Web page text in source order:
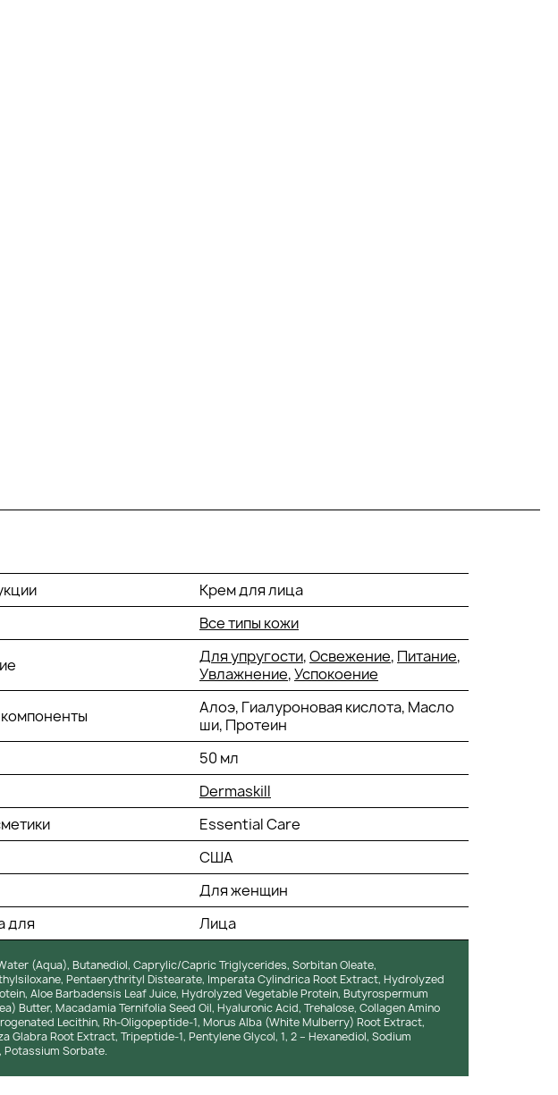
Крем для лица
Все типы кожи
Для упругости,Освежение, Питание,
Увлажнение,Успокоение
Алоэ, Гиалуроновая кислота, Масло
ши, Протеин
50 мл
Dermaskill
Essential Care
США
Для женщин
для
Лица
(Aqua), Butanediol, Caprylic/Capric Triglycerides, Sorbitan Oleate,
Pentaerythrityl Distearate, Imperata Cylindrica Root Extract, Hydrolyzed
Aloe Barbadensis Leaf Juice, Hydrolyzed Vegetable Protein, Butyrospermum
Butter, Macadamia Ternifolia Seed Oil, Hyaluronic Acid, Trehalose, Collagen Amino
Lecithin, Rh-Oligopeptide-1, Morus Alba (White Mulberry) Root Extract,
Glabra Root Extract, Tripeptide-1, Pentylene Glycol, 1, 2 – Hexanediol, Sodium
Potassium Sorbate.